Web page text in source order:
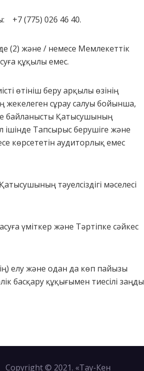
+7 (775) 026 46 40.
(2) және / немесе Мемлекеттік
құқылы емес.
өтініш беру арқылы өзінің
жекелеген сұрау салуы бойынша,
байланысты Қатысушының
ішінде Тапсырыс берушіге және
көрсететін аудиторлық емес
тәуелсіздігі мәселесі
үміткер және Тәртіпке сәйкес
елу және одан да көп пайызы
басқару құқығымен тиесілі заңды
Copyright © 2021. «Тау-Кен